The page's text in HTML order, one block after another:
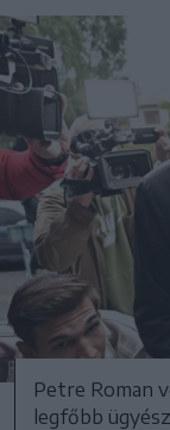
Petre Roman
legfőbb